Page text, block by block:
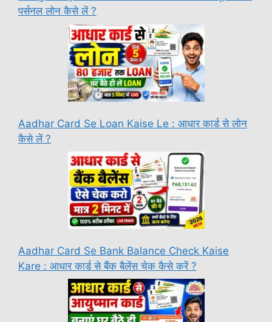
पर्सनल लोन कैसे लें ?
Aadhar Card Se Loan Kaise Le : आधार कार्ड से लोन
कैसे लें ?
Aadhar Card Se Bank Balance Check Kaise
Kare : आधार कार्ड से बैंक बैलेंस चेक कैसे करें ?